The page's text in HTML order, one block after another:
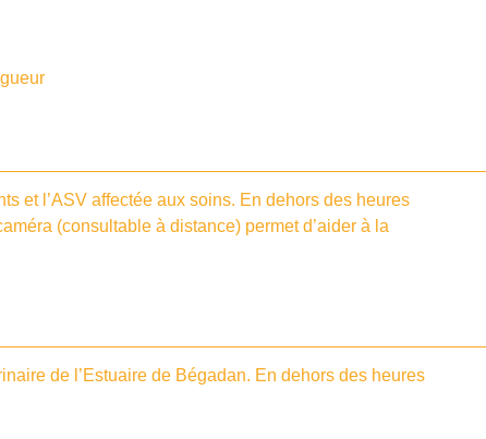
et l’ASV affectée aux soins. En dehors des heures
(consultable à distance) permet d’aider à la
de l’Estuaire de Bégadan. En dehors des heures